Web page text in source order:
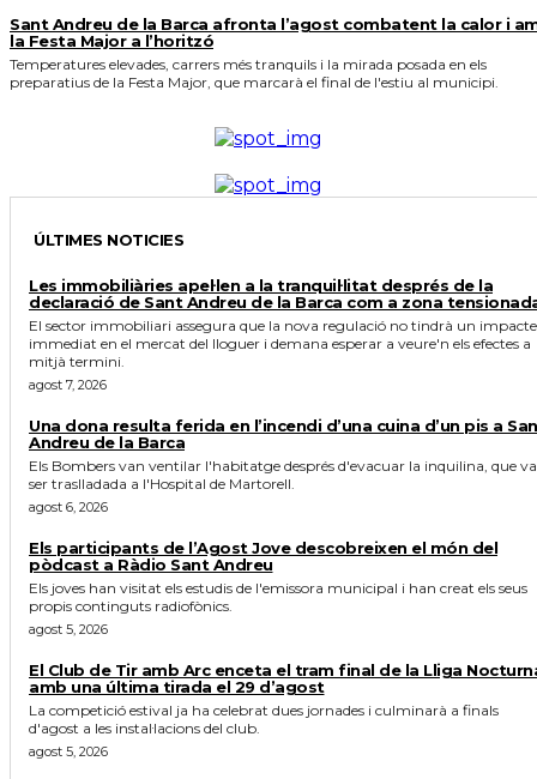
Sant Andreu de la Barca afronta l’agost combatent la calor i
la Festa Major a l’horitzó
Temperatures elevades, carrers més tranquils i la mirada posada en els
preparatius de la Festa Major, que marcarà el final de l'estiu al municipi.
ÚLTIMES NOTICIES
Les immobiliàries apel·len a la tranquil·litat després de la
declaració de Sant Andreu de la Barca com a zona
El sector immobiliari assegura que la nova regulació no tindrà un impacte
immediat en el mercat del lloguer i demana esperar a veure'n els efectes a
mitjà termini.
agost 7, 2026
Una dona resulta ferida en l’incendi d’una cuina d’un pis a
Andreu de la Barca
Els Bombers van ventilar l'habitatge després d'evacuar la inquilina, que va
ser traslladada a l'Hospital de Martorell.
agost 6, 2026
Els participants de l’Agost Jove descobreixen el món del
pòdcast a Ràdio Sant Andreu
Els joves han visitat els estudis de l'emissora municipal i han creat els seus
propis continguts radiofònics.
agost 5, 2026
El Club de Tir amb Arc enceta el tram final de la Lliga
amb una última tirada el 29 d’agost
La competició estival ja ha celebrat dues jornades i culminarà a finals
d'agost a les instal·lacions del club.
agost 5, 2026